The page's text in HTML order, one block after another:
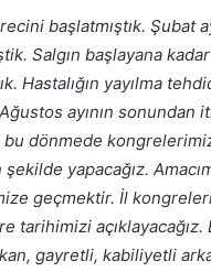
başlatmıştık. Şubat
Salgın başlayana
Hastalığın yayılma
ayının sonundan
dönmede
yapacağız.
geçmektir. İl
tarihimizi
gayretli, kabiliyetli